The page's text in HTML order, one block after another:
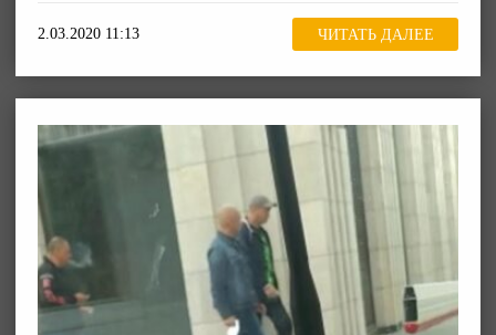
2.03.2020 11:13 ЧИТАТЬ ДАЛЕЕ